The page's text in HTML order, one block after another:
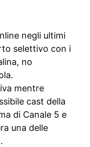
negli ultimi
selettivo con i
no
mentre
cast della
di Canale 5 e
una delle